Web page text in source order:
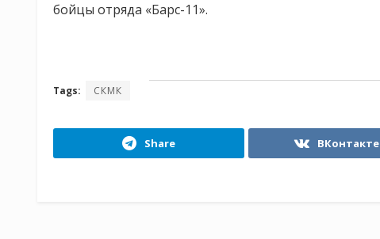
бойцы отряда «Барс-11».
Tags: СКМК
Share ВКонтакте